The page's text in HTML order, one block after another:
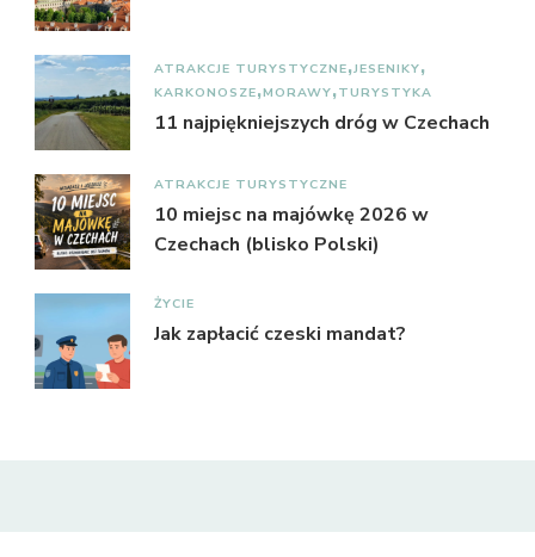
ATRAKCJE TURYSTYCZNE JESENIKY
KARKONOSZE MORAWY TURYSTYKA
11 najpiękniejszych dróg w Czechach
ATRAKCJE TURYSTYCZNE
10 miejsc na majówkę 2026 w
Czechach (blisko Polski)
ŻYCIE
Jak zapłacić czeski mandat?